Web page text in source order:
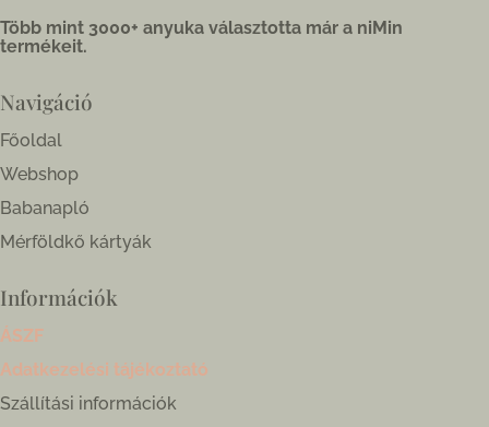
Több mint 3000+ anyuka választotta már a niMin
termékeit.
Navigáció
Főoldal
Webshop
Babanapló
Mérföldkő kártyák
Információk
ÁSZF
Adatkezelési tájékoztató
Szállítási információk